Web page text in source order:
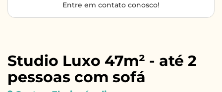
Studio Luxo 47m² - até 2
pessoas com sofá
Entre em contato conosco!